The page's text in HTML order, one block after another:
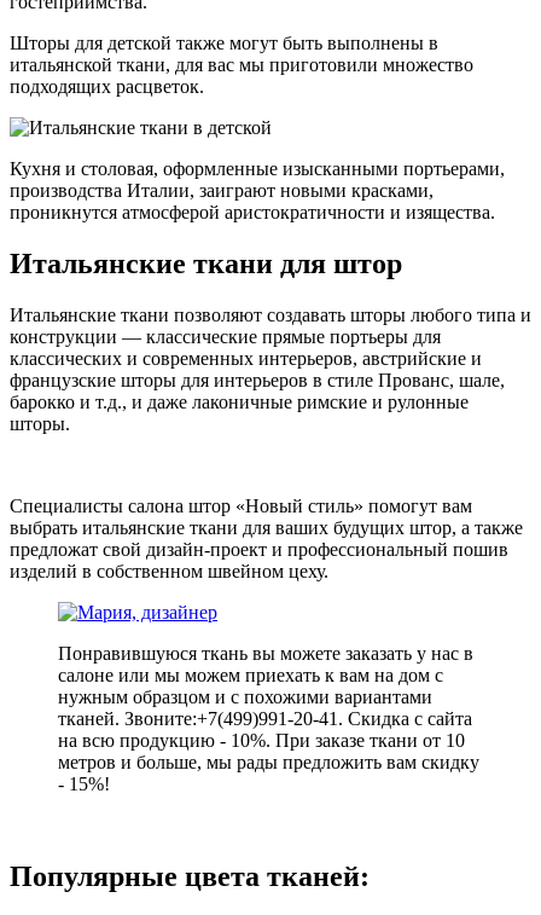
Шторы для детской также могут быть выполнены в
итальянской ткани, для вас мы приготовили множество
подходящих расцветок.
Кухня и столовая, оформленные изысканными портьерами,
производства Италии, заиграют новыми красками,
проникнутся атмосферой аристократичности и изящества.
Итальянские ткани для штор
Итальянские ткани позволяют создавать шторы любого типа и
конструкции — классические прямые портьеры для
классических и современных интерьеров, австрийские и
французские шторы для интерьеров в стиле Прованс, шале,
барокко и т.д., и даже лаконичные римские и рулонные
шторы.
Специалисты салона штор «Новый стиль» помогут вам
выбрать итальянские ткани для ваших будущих штор, а также
предложат свой дизайн-проект и профессиональный пошив
изделий в собственном швейном цеху.
Понравившуюся ткань вы можете заказать у нас в
салоне или мы можем приехать к вам на дом с
нужным образцом и с похожими вариантами
тканей. Звоните:+7(499)991-20-41. Скидка с сайта
на всю продукцию - 10%. При заказе ткани от 10
метров и больше, мы рады предложить вам скидку
- 15%!
Популярные цвета тканей: